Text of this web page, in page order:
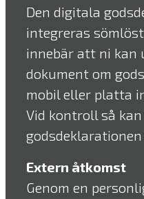
Den digitala
integreras
innebär att ni kan
dokument om
mobil eller platta
Vid kontroll så
Extern åtkomst
Genom en